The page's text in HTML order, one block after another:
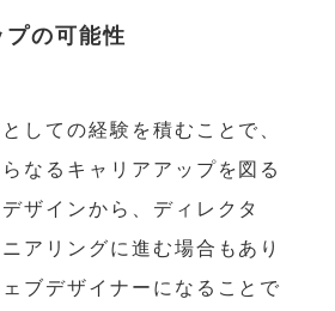
の可能性
しての経験を積むことで、
なるキャリアアップを図る
ザインから、ディレクタ
アリングに進む場合もあり
ブデザイナーになることで